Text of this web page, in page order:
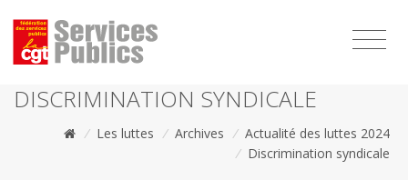
DISCRIMINATION SYNDICALE
/ Les luttes / Archives / Actualité des luttes 2024
/ Discrimination syndicale